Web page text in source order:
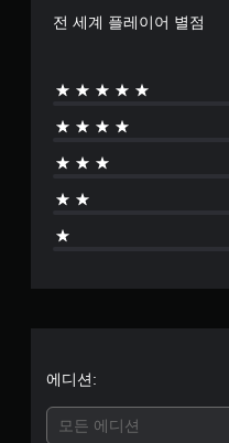
전 세계 플레이어 별점
에디션:
모든 에디션